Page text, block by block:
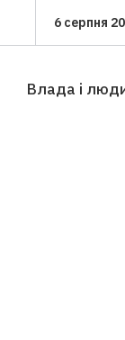
6 серпня
Влада i